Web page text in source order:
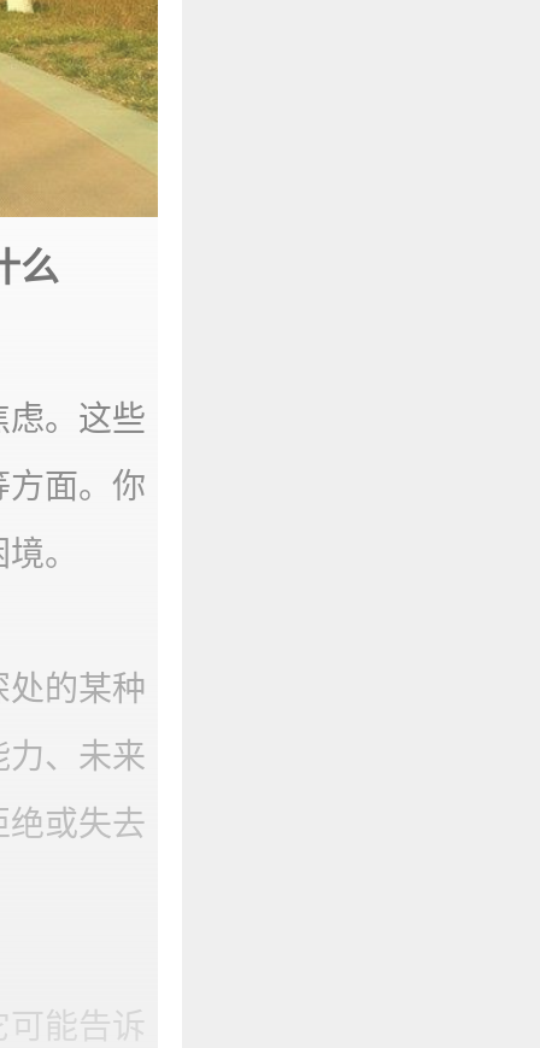
么
虑。这些
方面。你
。
的某种
力、未来
绝或失去
能告诉